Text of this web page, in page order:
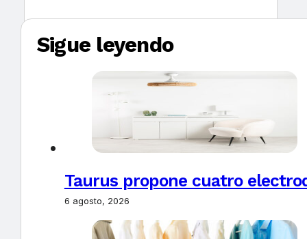
Sigue leyendo
Taurus propone cuatro
6 agosto, 2026